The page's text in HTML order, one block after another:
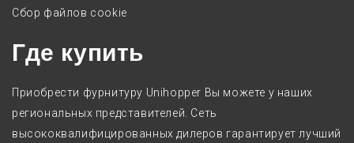
Сбор файлов cookie
Где купить
Приобрести фурнитуру Unihopper Вы можете у наших
региональных представителей. Сеть
высококвалифицированных дилеров гарантирует лучший